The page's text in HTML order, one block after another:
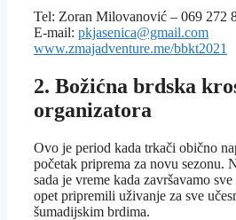
Tel: Zoran Milovanović – 069 272
E-mail: pkjasenica@gmail.com
www.zmajadventure.me/bbkt2021
2. Božićna brdska
organizatora
Ovo je period kada trkači obično
početak priprema za novu sezonu.
sada je vreme kada završavamo
opet pripremili uživanje za sve
šumadijskim brdima.